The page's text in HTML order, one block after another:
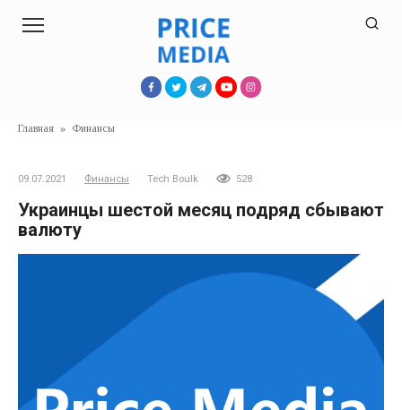
Главная » Финансы
09.07.2021 Финансы Tech Boulk 528
Украинцы шестой месяц подряд сбывают
валюту